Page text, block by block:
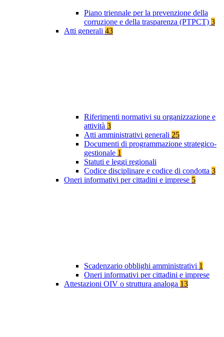
Piano triennale per la prevenzione della
corruzione e della trasparenza (PTPCT) 3
Atti generali 43
Riferimenti normativi su organizzazione e
attività 3
Atti amministrativi generali 25
Documenti di programmazione strategico-
gestionale 1
Statuti e leggi regionali
Codice disciplinare e codice di condotta 3
Oneri informativi per cittadini e imprese 5
Scadenzario obblighi amministrativi 1
Oneri informativi per cittadini e imprese
Attestazioni OIV o struttura analoga 13